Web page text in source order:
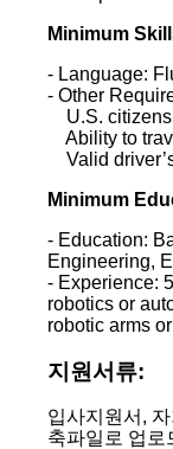
Minimum
- Language:
- Other
U.S.
Ability to
Valid
Minimum
- Education:
Engineering,
- Experience:
robotics or
robotic arms
지원서류:
입사지원서,
축파일로 업로